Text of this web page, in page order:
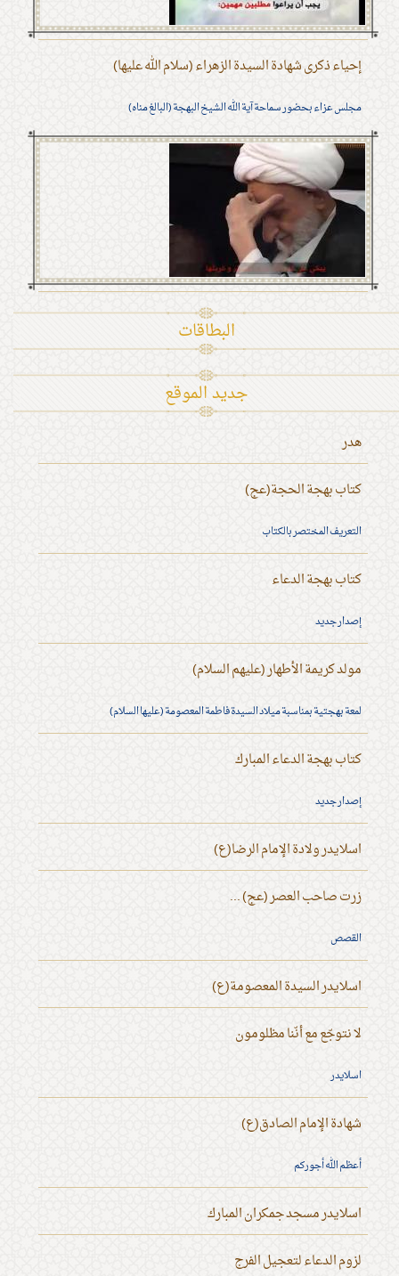
إحياء ذكرى شهادة السيدة الزهراء (سلام الله عليها)
مجلس عزاء بحضور سماحة آية الله الشيخ البهجة (البالغ مناه)
البطاقات
جديد الموقع
هدر
كتاب بهجة الحجة(عج)
التعريف المختصر بالكتاب
كتاب بهجة الدعاء
إصدار جديد
مولد كريمة الأطهار (عليهم السلام)
لمعة بهجتية بمناسبة ميلاد السيدة فاطمة المعصومة (عليها السلام)
كتاب بهجة الدعاء المبارك
إصدار جديد
اسلايدر ولادة الإمام الرضا(ع)
زرت صاحب العصر (عج) ...
القصص
اسلايدر السيدة المعصومة(ع)
لا نتوجّع مع أنّنا مظلومون
اسلايدر
شهادة الإمام الصادق(ع)
أعظم الله أجوركم
اسلايدر مسجد جمكران المبارك
لزوم الدعاء لتعجيل الفرج